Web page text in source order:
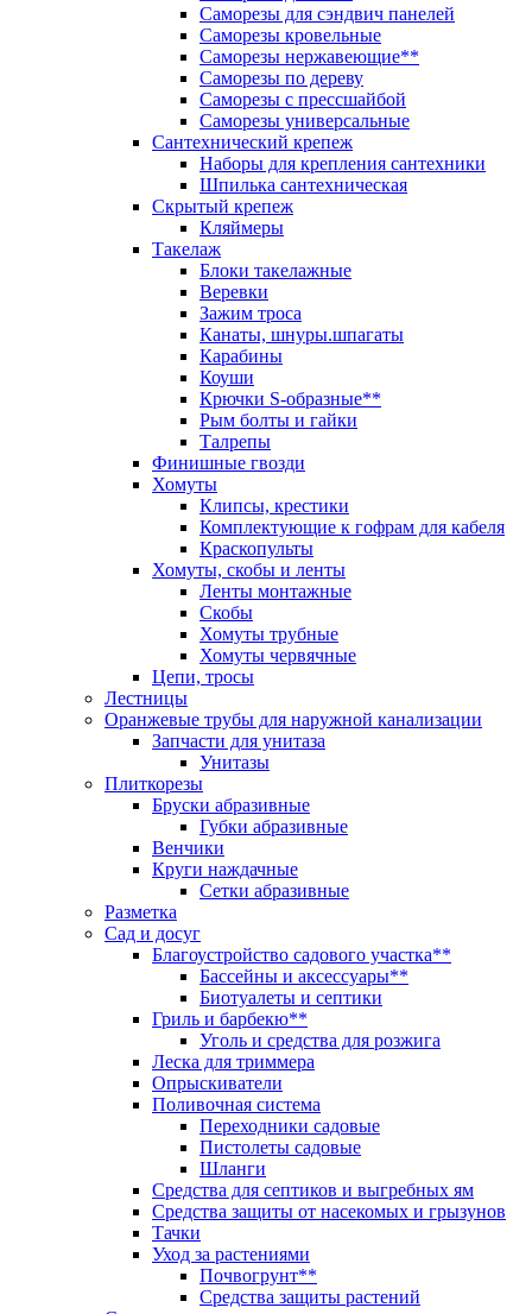
Саморезы для сэндвич панелей
Саморезы кровельные
Саморезы нержавеющие**
Саморезы по дереву
Саморезы с прессшайбой
Саморезы универсальные
Сантехнический крепеж
Наборы для крепления сантехники
Шпилька сантехническая
Скрытый крепеж
Кляймеры
Такелаж
Блоки такелажные
Веревки
Зажим троса
Канаты, шнуры.шпагаты
Карабины
Коуши
Крючки S-образные**
Рым болты и гайки
Талрепы
Финишные гвозди
Хомуты
Клипсы, крестики
Комплектующие к гофрам для кабеля
Краскопульты
Хомуты, скобы и ленты
Ленты монтажные
Скобы
Хомуты трубные
Хомуты червячные
Цепи, тросы
Лестницы
Оранжевые трубы для наружной канализации
Запчасти для унитаза
Унитазы
Плиткорезы
Бруски абразивные
Губки абразивные
Венчики
Круги наждачные
Сетки абразивные
Разметка
Сад и досуг
Благоустройство садового участка**
Бассейны и аксессуары**
Биотуалеты и септики
Гриль и барбекю**
Уголь и средства для розжига
Леска для триммера
Опрыскиватели
Поливочная система
Переходники садовые
Пистолеты садовые
Шланги
Средства для септиков и выгребных ям
Средства защиты от насекомых и грызунов
Тачки
Уход за растениями
Почвогрунт**
Средства защиты растений